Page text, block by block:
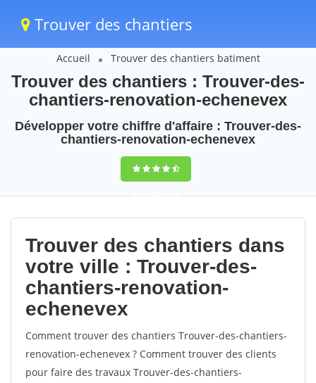
Trouver des chantiers
Accueil Trouver des chantiers batiment
Trouver des chantiers : Trouver-des-
chantiers-renovation-echenevex
Développer votre chiffre d'affaire : Trouver-des-
chantiers-renovation-echenevex
9,5(100%)96
votes
Trouver des chantiers dans
votre ville : Trouver-des-
chantiers-renovation-
echenevex
Comment trouver des chantiers Trouver-des-chantiers-
renovation-echenevex ? Comment trouver des clients
pour faire des travaux Trouver-des-chantiers-